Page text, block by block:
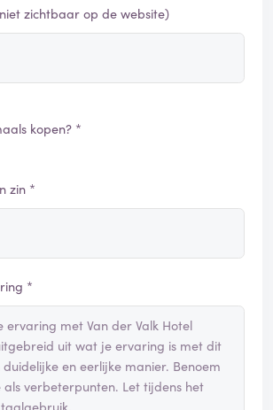
zichtbaar op de website)
kopen? *
zin *
*